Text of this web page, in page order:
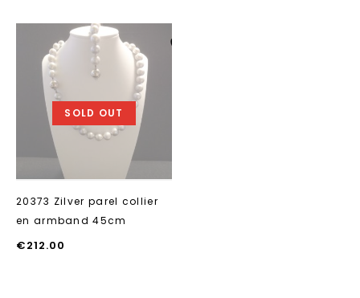
SOLD OUT
20373 Zilver parel collier
en armband 45cm
€212.00